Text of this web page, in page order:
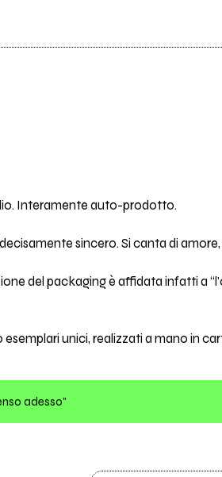
Interamente auto-prodotto.
sincero. Si canta di
del packaging è affidata infatti a
unici, realizzati a mano in
adesso"